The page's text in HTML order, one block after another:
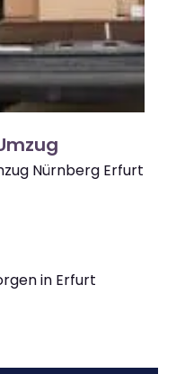
Nürnberg Erfurt
in Erfurt